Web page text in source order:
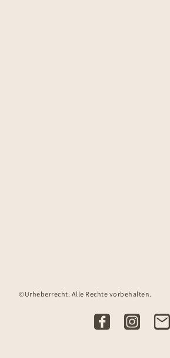
©Urheberrecht. Alle Rechte vorbehalten.